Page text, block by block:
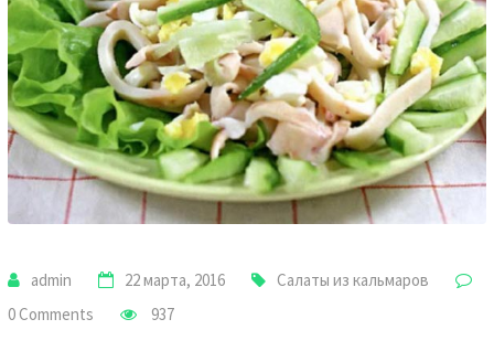
admin 22 марта, 2016
Салаты из кальмаров
0 Comments
937